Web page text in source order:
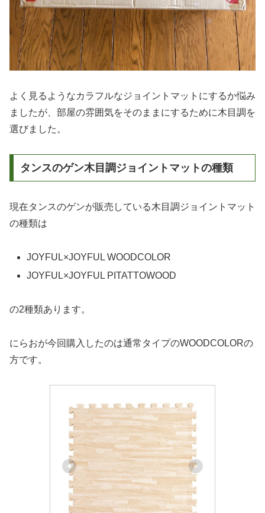
よく見るようなカラフルなジョイントマットにするか悩み
ましたが、部屋の雰囲気をそのままにするために木目調を
選びました。
タンスのゲン木目調ジョイントマットの種類
現在タンスのゲンが販売している木目調ジョイントマット
の種類は
JOYFUL×JOYFUL WOODCOLOR
JOYFUL×JOYFUL PITATTOWOOD
の2種類あります。
にらおが今回購入したのは通常タイプのWOODCOLORの
方です。